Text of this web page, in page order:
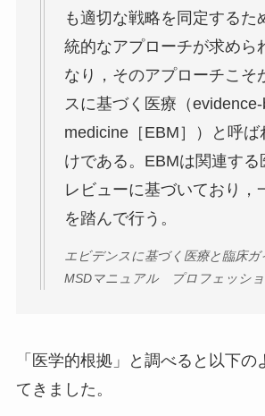
も適切な戦略を同定するた
統的なアプローチが求めら
なり，そのアプローチこそ
スに基づく医療（
medicine［EBM］）と呼ば
けである。EBMは関連する
レビューに基づいており，
を踏んで行う。
エビデンスに基づく医療と臨床ガ
MSDマニュアル プロフェッシ
「医学的根拠」と調べると以下の
てきました。